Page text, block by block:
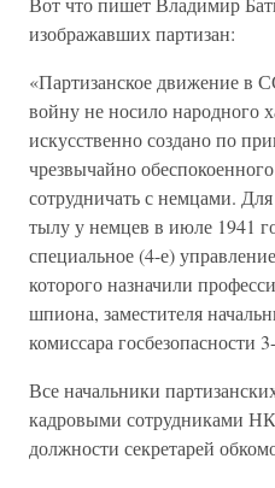
изображавших партизан:
«Партизанское движение в
войну не носило народного
искусственно создано по
чрезвычайно
сотрудничать с немцами.
тылу у немцев в июле 1941
специальное (4-е)
которого назначили
шпиона, заместителя
комиссара госбезопасности
Все начальники
кадровыми сотрудниками
должности секретарей